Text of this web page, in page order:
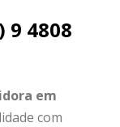
9 4808
em
com